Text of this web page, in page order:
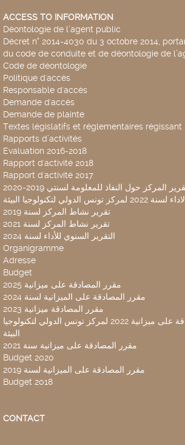
ACCESS TO INFORMATION
Déontologie de l’agent public
Décret n° 2014-4030 du 3 octobre 2014,
du code de conduite et de déontologie de
Code de déontologie
Politique d'accès
Responsable d'accès
Demande d'accès
Demande de plainte
Textes législatifs et réglementaires régissant
Rapports d’activités
Evaluation 2016-2018
Rapport d'activité 2018
Rapport d'activité 2017
المركز حول النفاذ للمعلومة لسنتي 2019-2020
تونس الدولي لتكنولوجيا البيئة
تقرير نشاط المركز لسنة 2019
تقرير نشاط المركز لسنة 2021
التقرير السنوي للأداء لسنة 2024
Organigramme
Adresse
Budget
2025 مقرر المصادقة على ميزانية
مقرر المصادقة على الميزانية لسنة 2024
مقرر المصادقة ميزانية 2023
مقرر المصادقة على ميزانية 2022 لمركز تونس الدولي لتكنولوجيا
البيئة
مقرر المصادقة على ميزانية سنة 2021
Budget 2020
مقرر المصادقة على الميزانية لسنة 2019
Budget 2018
CONTACT